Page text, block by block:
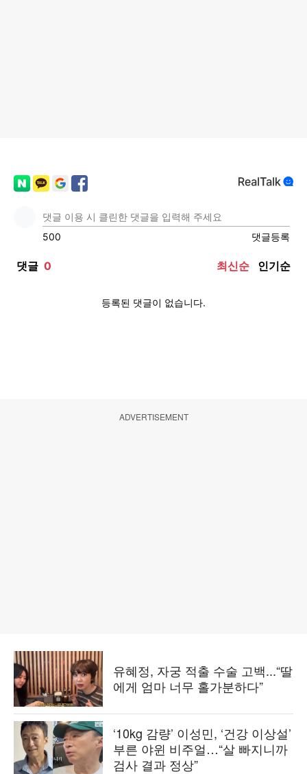
ADVERTISEMENT
유혜정, 자궁 적출 수술 고백...“딸
에게 엄마 너무 홀가분하다”
‘10kg 감량’ 이성민, ‘건강 이상설’
부른 야윈 비주얼…“살 빠지니까
검사 결과 정상”